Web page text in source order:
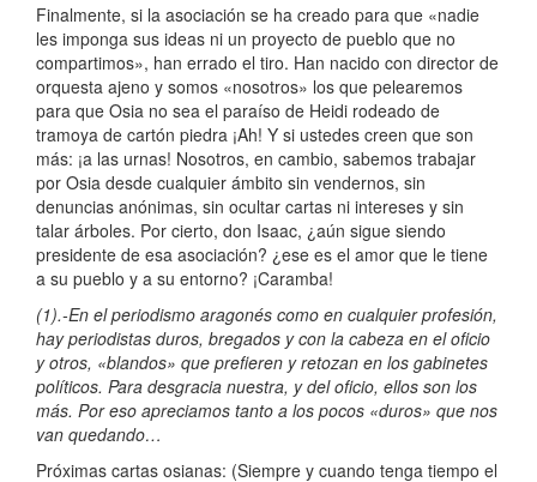
Finalmente, si la asociación se ha creado para que «nadie
les imponga sus ideas ni un proyecto de pueblo que no
compartimos», han errado el tiro. Han nacido con director de
orquesta ajeno y somos «nosotros» los que pelearemos
para que Osia no sea el paraíso de Heidi rodeado de
tramoya de cartón piedra ¡Ah! Y si ustedes creen que son
más: ¡a las urnas! Nosotros, en cambio, sabemos trabajar
por Osia desde cualquier ámbito sin vendernos, sin
denuncias anónimas, sin ocultar cartas ni intereses y sin
talar árboles. Por cierto, don Isaac, ¿aún sigue siendo
presidente de esa asociación? ¿ese es el amor que le tiene
a su pueblo y a su entorno? ¡Caramba!
(1).-En el periodismo aragonés como en cualquier profesión,
hay periodistas duros, bregados y con la cabeza en el oficio
y otros, «blandos» que prefieren y retozan en los gabinetes
políticos. Para desgracia nuestra, y del oficio, ellos son los
más. Por eso apreciamos tanto a los pocos «duros» que nos
van quedando…
Próximas cartas osianas: (Siempre y cuando tenga tiempo el